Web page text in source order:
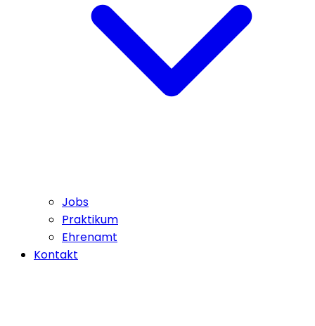
Jobs
Praktikum
Ehrenamt
Kontakt